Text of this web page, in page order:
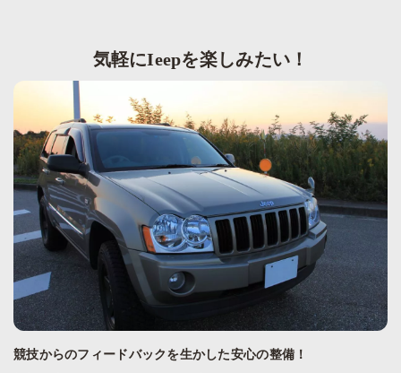
気軽にIeepを楽しみたい！
競技からのフィードバックを生かした安心の整備！